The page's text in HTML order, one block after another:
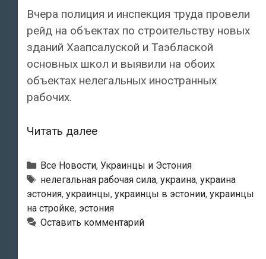
Вчера полиция и инспекция труда провели
рейд на объектах по строительству новых
зданий Хаапсалуской и Таэблаской
основных школ и выявили на обоих
объектах нелегальных иностранных
рабочих.
Читать далееПолиция
на
строительных
объектах
Ляянемаа
нелегальных
Рубрики
Все Новости, Украинцы и Эстония
Метки
нелегальная рабочая сила, украина, украина
эстония, украинцы, украинцы в эстонии, украинцы
на стройке, эстония
Оставить комментарий